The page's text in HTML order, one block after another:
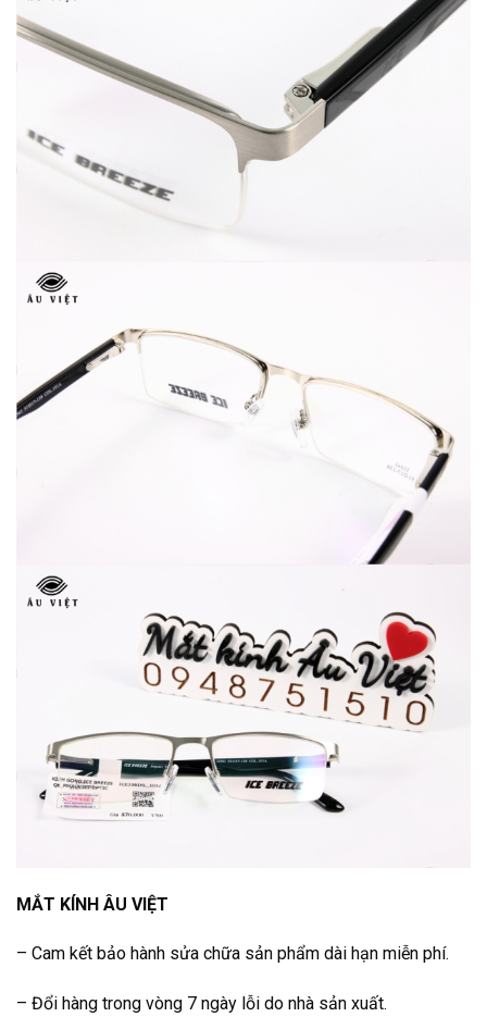
MẮT KÍNH ÂU VIỆT
– Cam kết bảo hành sửa chữa sản phẩm dài hạn miễn phí.
– Đổi hàng trong vòng 7 ngày lỗi do nhà sản xuất.